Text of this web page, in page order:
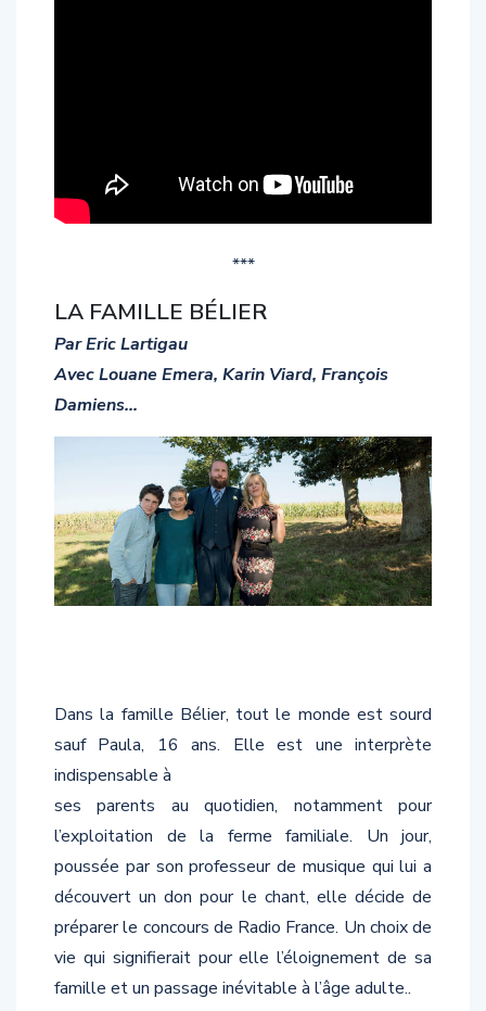
***
LA FAMILLE BÉLIER
Par Eric Lartigau
Avec Louane Emera, Karin Viard, François
Damiens…
Dans la famille Bélier, tout le monde est sourd
sauf Paula, 16 ans. Elle est une interprète
indispensable à
ses parents au quotidien, notamment pour
l’exploitation de la ferme familiale. Un jour,
poussée par son professeur de musique qui lui a
découvert un don pour le chant, elle décide de
préparer le concours de Radio France. Un choix de
vie qui signifierait pour elle l’éloignement de sa
famille et un passage inévitable à l’âge adulte..